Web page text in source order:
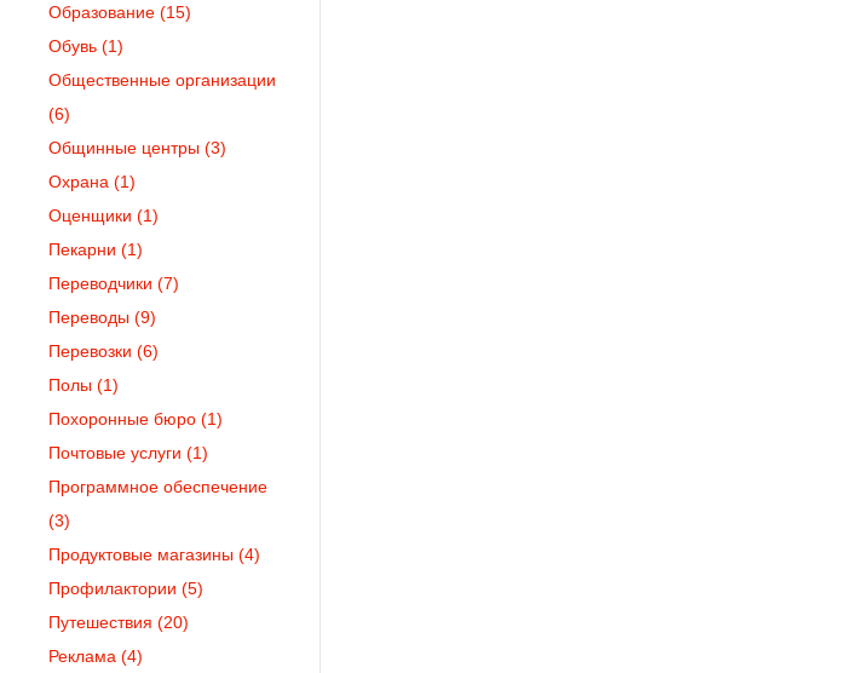
Образование (15)
Обувь (1)
Общественные организации
(6)
Общинные центры (3)
Охрана (1)
Оценщики (1)
Пекарни (1)
Переводчики (7)
Переводы (9)
Перевозки (6)
Полы (1)
Похоронные бюро (1)
Почтовые услуги (1)
Программное обеспечение
(3)
Продуктовые магазины (4)
Профилактории (5)
Путешествия (20)
Реклама (4)